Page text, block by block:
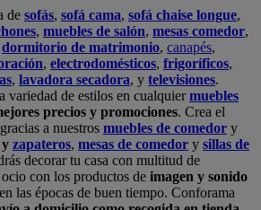
de sofás, sofá cama, sofá chaise longue,
, muebles de salón, mesas comedor,
dormitorio de matrimonio, canapés,
, electrodomésticos, frigoríficos,
, lavadora secadora, y televisiones.
variedad de estilos en cualquiermuebles
precios y promociones. Crea el
a nuestros muebles de comedor y
y zapateros, mesas de comedor y sillas de
decorar tu casa con multitud de
con los productos de imagen y sonido
en las épocas de buen tiempo. Conforama